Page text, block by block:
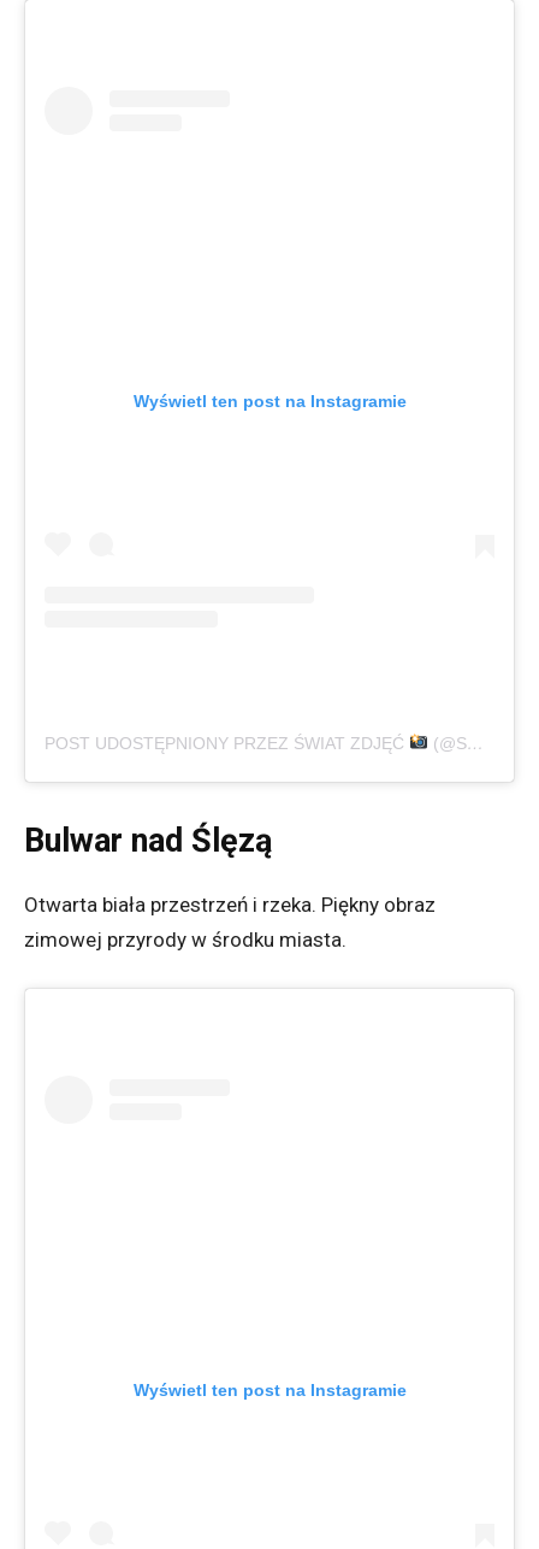
Wyświetl ten post na Instagramie
POST UDOSTĘPNIONY PRZEZ ŚWIAT ZDJĘĆ (@SWIAT_ZDJEC_PL)
Bulwar nad Ślęzą
Otwarta biała przestrzeń i rzeka. Piękny obraz
zimowej przyrody w środku miasta.
Wyświetl ten post na Instagramie